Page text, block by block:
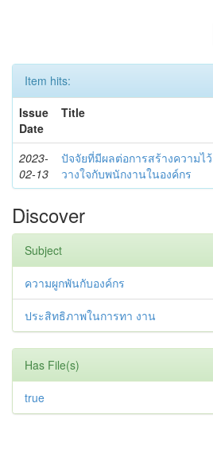
Item hits:
Issue
Date
Title
2023-
02-13
ปัจจัยที่มีผลต่อการสร้างความไว้
วางใจกับพนักงานในองค์กร
Discover
Subject
ความผูกพันกับองค์กร
ประสิทธิภาพในการทา งาน
Has File(s)
true